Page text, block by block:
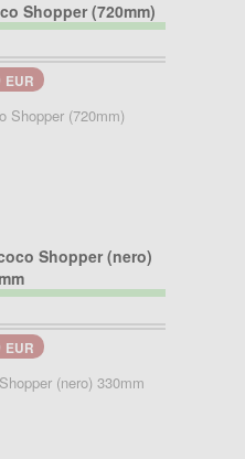
EUR
Shopper (720mm)
EUR
(nero) 330mm